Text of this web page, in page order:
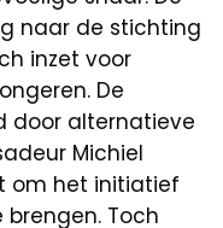
naar de stichting
inzet voor
De
door alternatieve
Michiel
om het initiatief
Toch